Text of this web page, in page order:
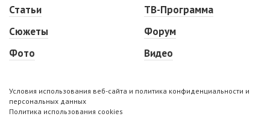
Статьи
Сюжеты
Фото
ТВ-Программа
Форум
Видео
Условия использования веб-сайта и политика конфиденциальности и
персональных данных
Политика использования cookies